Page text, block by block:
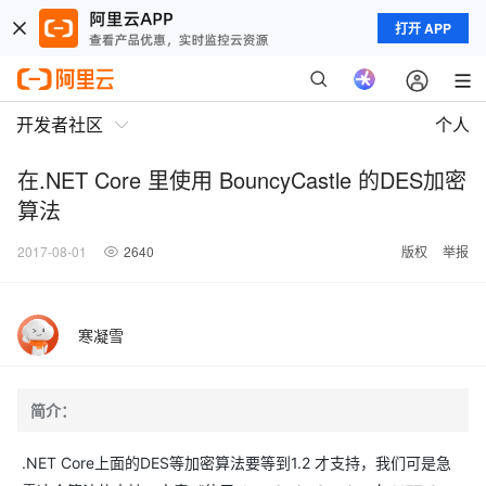
打开 APP
开发者社区 个人
在.NET Core 里使用 BouncyCastle 的DES加密
算法
2017-08-01 2640 版权 举报
寒凝雪
简介：
.NET Core上面的DES等加密算法要等到1.2 才支持，我们可是急